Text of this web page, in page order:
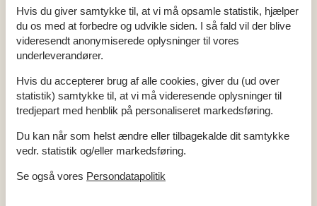
Chromecast
DK-DR1/TV2
Internet (trådløst)
I nærheden
Afs. til nærmeste vand/badning 300 m
Afstand lufthavn BLL 66 km
Afstand til alt. vand/badning 20 km
Afstand til indkøb 4 km
Fitness center
Legeplads 50 m
Nærmeste by 10 km
Nærmeste restaurant 15 km
Hvis du giver samtykke til, at vi må opsamle statistik, hjælper
du os med at forbedre og udvikle siden. I så fald vil der blive
videresendt anonymiserede oplysninger til vores
underleverandører.
Hvis du accepterer brug af alle cookies, giver du (ud over
statistik) samtykke til, at vi må videresende oplysninger til
tredjepart med henblik på personaliseret markedsføring.
Du kan når som helst ændre eller tilbagekalde dit samtykke
vedr. statistik og/eller markedsføring.
Se også vores Persondatapolitik